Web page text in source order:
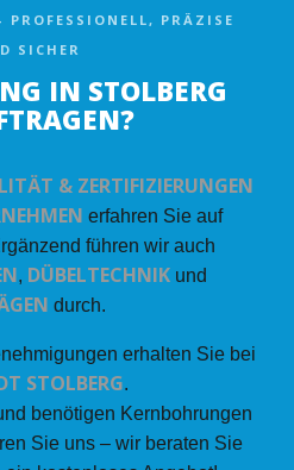
PRÄZISE
SICHER
IN STOLBERG
& ZERTIFIZIERUNGEN
erfahren Sie auf
führen wir auch
, DÜBELTECHNIK und
durch.
erhalten Sie bei
STOLBERG.
benötigen Kernbohrungen
Sie uns – wir beraten Sie